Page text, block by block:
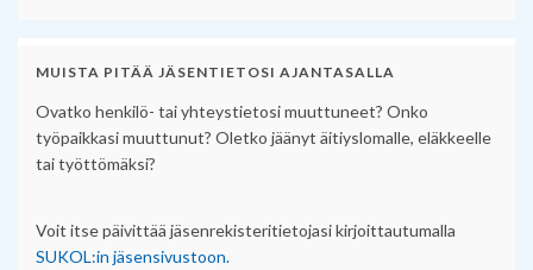
MUISTA PITÄÄ JÄSENTIETOSI AJANTASALLA
Ovatko henkilö- tai yhteystietosi muuttuneet? Onko
työpaikkasi muuttunut? Oletko jäänyt äitiyslomalle, eläkkeelle
tai työttömäksi?
Voit itse päivittää jäsenrekisteritietojasi kirjoittautumalla
SUKOL:in jäsensivustoon.